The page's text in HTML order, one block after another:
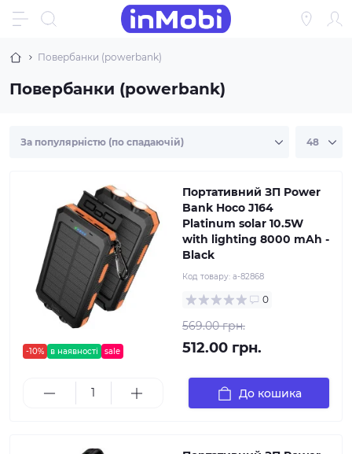
Повербанки (powerbank)
Повербанки (powerbank)
-10% в наявності sale
Портативний ЗП Power
Bank Hoco J164
Platinum solar 10.5W
with lighting 8000 mAh -
Black
Код товару: a-82868
0
569.00 грн.
512.00 грн.
До кошика